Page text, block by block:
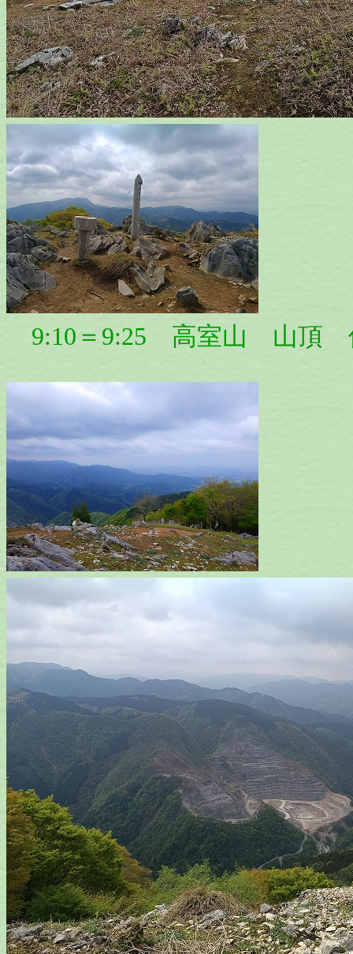
9:10＝9:25 高室山 山頂